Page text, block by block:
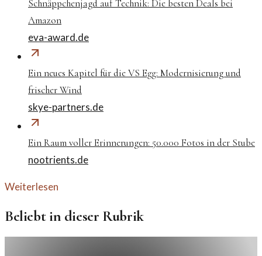
Schnäppchenjagd auf Technik: Die besten Deals bei
Amazon
eva-award.de
Ein neues Kapitel für die VS Egg: Modernisierung und
frischer Wind
skye-partners.de
Ein Raum voller Erinnerungen: 50.000 Fotos in der Stube
nootrients.de
Weiterlesen
Beliebt in dieser Rubrik